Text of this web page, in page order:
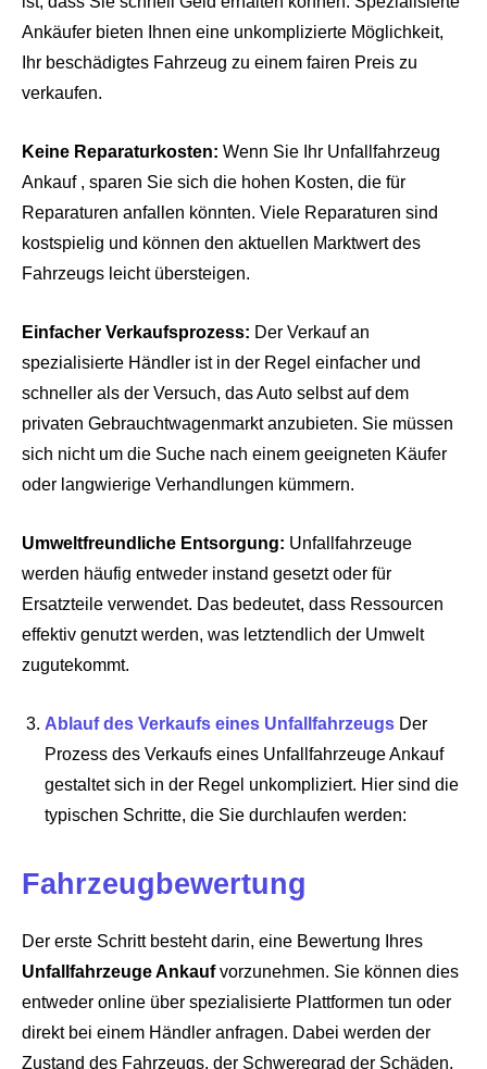
Ankäufer bieten Ihnen eine unkomplizierte Möglichkeit,
Ihr beschädigtes Fahrzeug zu einem fairen Preis zu
verkaufen.
Keine Reparaturkosten: Wenn Sie Ihr Unfallfahrzeug
Ankauf , sparen Sie sich die hohen Kosten, die für
Reparaturen anfallen könnten. Viele Reparaturen sind
kostspielig und können den aktuellen Marktwert des
Fahrzeugs leicht übersteigen.
Einfacher Verkaufsprozess: Der Verkauf an
spezialisierte Händler ist in der Regel einfacher und
schneller als der Versuch, das Auto selbst auf dem
privaten Gebrauchtwagenmarkt anzubieten. Sie müssen
sich nicht um die Suche nach einem geeigneten Käufer
oder langwierige Verhandlungen kümmern.
Umweltfreundliche Entsorgung: Unfallfahrzeuge
werden häufig entweder instand gesetzt oder für
Ersatzteile verwendet. Das bedeutet, dass Ressourcen
effektiv genutzt werden, was letztendlich der Umwelt
zugutekommt.
Ablauf des Verkaufs eines Unfallfahrzeugs Der
Prozess des Verkaufs eines Unfallfahrzeuge Ankauf
gestaltet sich in der Regel unkompliziert. Hier sind die
typischen Schritte, die Sie durchlaufen werden:
Fahrzeugbewertung
Der erste Schritt besteht darin, eine Bewertung Ihres
Unfallfahrzeuge Ankaufvorzunehmen. Sie können dies
entweder online über spezialisierte Plattformen tun oder
direkt bei einem Händler anfragen. Dabei werden der
Zustand des Fahrzeugs, der Schweregrad der Schäden,